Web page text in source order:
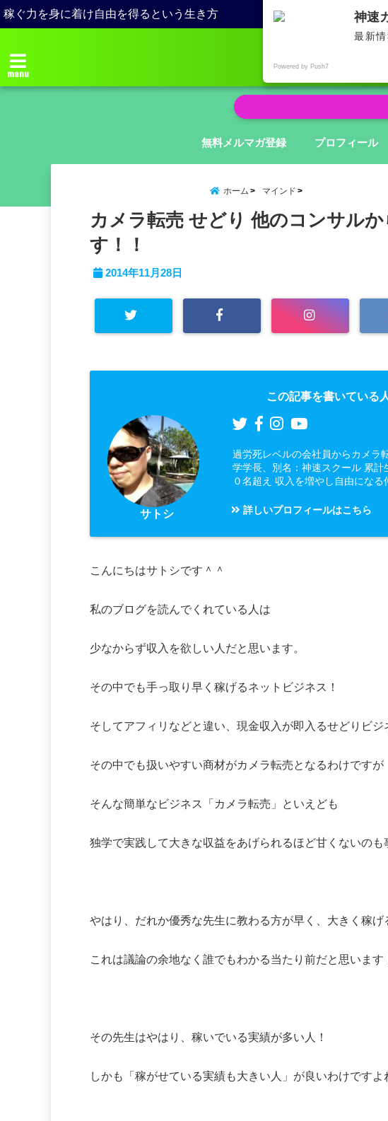
稼ぐ力を身に着け自由を得るという生き方
menu 無在
無料メルマガ登録 プロフィール
ホーム マインド
カメラ転売 せどり 他のコンサル
す！！
2014年11月28日
この記事を書いている
サトシ
過労死レベルの会社員からカメラ
学学長、別名：神速スクール 累
０名超え 収入を増やし自由になる
詳しいプロフィールはこちら
こんにちはサトシです＾＾
私のブログを読んでくれている人は
少なからず収入を欲しい人だと思います。
その中でも手っ取り早く稼げるネットビジネス！
そしてアフィリなどと違い、現金収入が即入るせどりビジ
その中でも扱いやすい商材がカメラ転売となるわけですが
そんな簡単なビジネス「カメラ転売」といえども
独学で実践して大きな収益をあげられるほど甘くないのも
やはり、だれか優秀な先生に教わる方が早く、大きく稼げ
これは議論の余地なく誰でもわかる当たり前だと思います
その先生はやはり、稼いでいる実績が多い人！
しかも「稼がせている実績も大きい人」が良いわけですよ
神速
最新
Powered by Push7